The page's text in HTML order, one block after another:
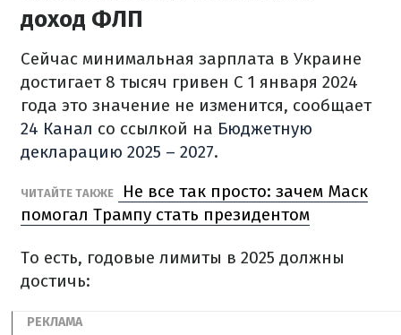
доход ФЛП
Сейчас минимальная зарплата в Украине
достигает 8 тысяч гривен С 1 января 2024
года это значение не изменится, сообщает
24 Канал со ссылкой на Бюджетную
декларацию 2025 – 2027.
ЧИТАЙТЕ ТАКЖЕ
Не все так просто: зачем Маск
помогал Трампу стать президентом
То есть, годовые лимиты в 2025 должны
достичь: